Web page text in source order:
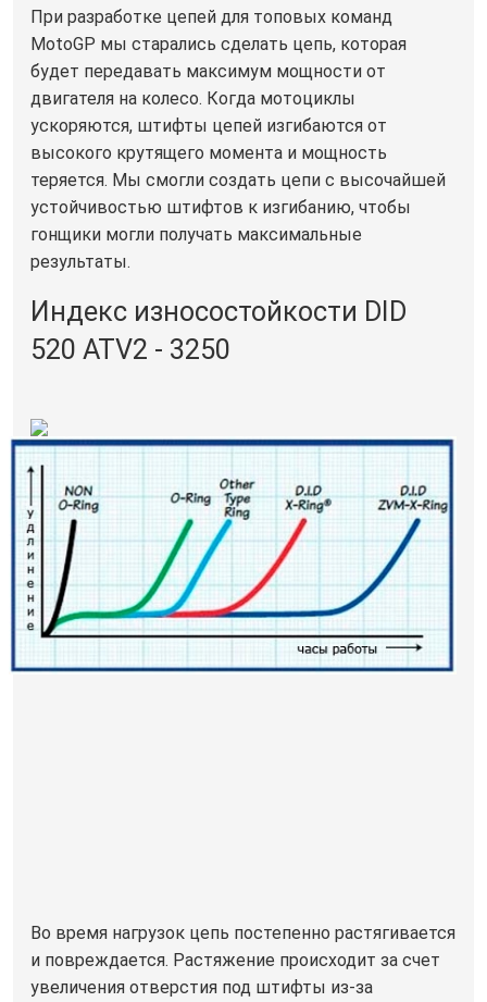
При разработке цепей для топовых команд
MotoGP мы старались сделать цепь, которая
будет передавать максимум мощности от
двигателя на колесо. Когда мотоциклы
ускоряются, штифты цепей изгибаются от
высокого крутящего момента и мощность
теряется. Мы смогли создать цепи с высочайшей
устойчивостью штифтов к изгибанию, чтобы
гонщики могли получать максимальные
результаты.
Индекс износостойкости DID
520 ATV2 - 3250
Во время нагрузок цепь постепенно растягивается
и повреждается. Растяжение происходит за счет
увеличения отверстия под штифты из-за